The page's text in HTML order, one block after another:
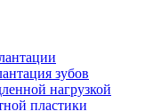
зубов
нагрузкой
пластики